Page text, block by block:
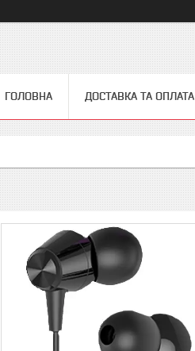
ГОЛОВНА ДОСТАВКА ТА ОПЛАТА